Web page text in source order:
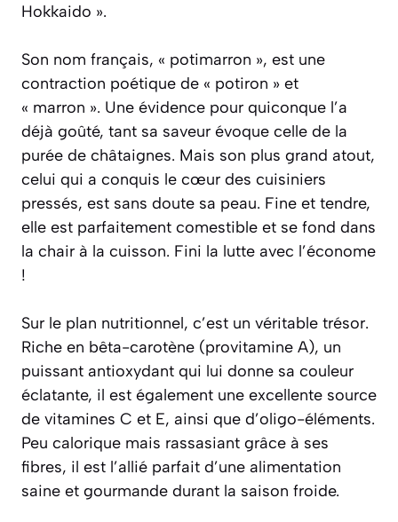
Hokkaido ».
Son nom français, « potimarron », est une
contraction poétique de « potiron » et
« marron ». Une évidence pour quiconque l’a
déjà goûté, tant sa saveur évoque celle de la
purée de châtaignes. Mais son plus grand atout,
celui qui a conquis le cœur des cuisiniers
pressés, est sans doute sa peau. Fine et tendre,
elle est parfaitement comestible et se fond dans
la chair à la cuisson. Fini la lutte avec l’économe
!
Sur le plan nutritionnel, c’est un véritable trésor.
Riche en bêta-carotène (provitamine A), un
puissant antioxydant qui lui donne sa couleur
éclatante, il est également une excellente source
de vitamines C et E, ainsi que d’oligo-éléments.
Peu calorique mais rassasiant grâce à ses
fibres, il est l’allié parfait d’une alimentation
saine et gourmande durant la saison froide.